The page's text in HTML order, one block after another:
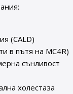
(CALD)
в пътя на MC4R)
сънливост
холестаза